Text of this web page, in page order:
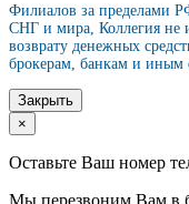
Филиалов за пределами
СНГ и мира, Коллегия не
возврату денежных
брокерам, банкам и иным
Закрыть
×
Оставьте Ваш номер
Мы перезвоним Вам в